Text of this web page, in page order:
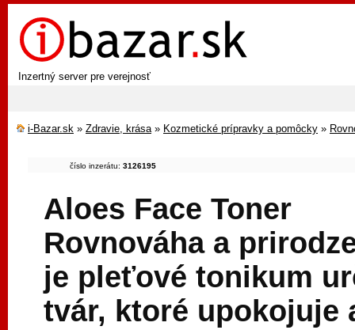
Inzertný server pre verejnosť
i-Bazar.sk » Zdravie, krása» Kozmetické prípravky a pomôcky »
číslo inzerátu: 3126195
Aloes Face Toner
Rovnováha a
je pleťové tonikum
tvár, ktoré upokojuje